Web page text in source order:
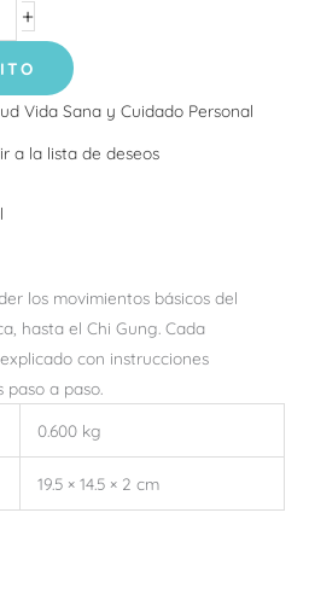
+
Vida Sana y Cuidado Personal
a la lista de deseos
los movimientos básicos del
hasta el Chi Gung. Cada
con instrucciones
a paso.
0.600 kg
19.5 × 14.5 × 2 cm